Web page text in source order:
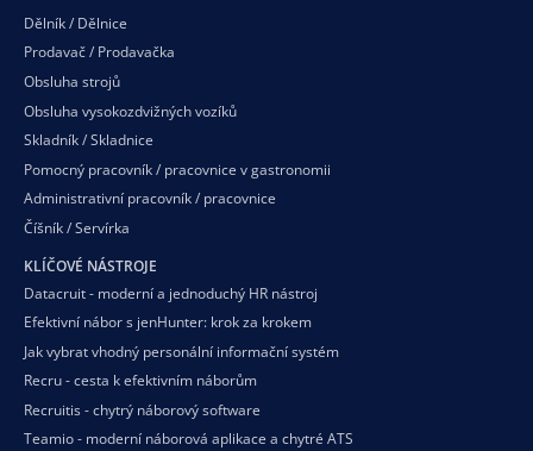
Dělník / Dělnice
Prodavač / Prodavačka
Obsluha strojů
Obsluha vysokozdvižných vozíků
Skladník / Skladnice
Pomocný pracovník / pracovnice v gastronomii
Administrativní pracovník / pracovnice
Číšník / Servírka
KLÍČOVÉ NÁSTROJE
Datacruit - moderní a jednoduchý HR nástroj
Efektivní nábor s jenHunter: krok za krokem
Jak vybrat vhodný personální informační systém
Recru - cesta k efektivním náborům
Recruitis - chytrý náborový software
Teamio - moderní náborová aplikace a chytré ATS